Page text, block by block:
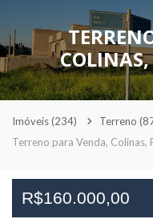
Imóveis(234) Terreno
Terreno para Venda, Colinas,
R$160.000,00